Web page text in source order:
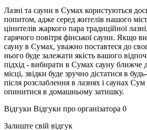
Лазні та сауни в Сумах користуються
попитом, адже серед жителів нашого
цінителів жаркого пара традиційної
гарячого повітря фінської сауни. Якщо ви
сауну в Сумах, уважно поставтеся до
нього буде залежати якість вашого
підхід - вибирати в Сумах сауну ближче
місці, звідки буде зручно дістатися в
після розслаблення в лазнях і саунах Сум
опинитися в домашньому затишку.
Відгуки Відгуки про організатора 0
Залиште свій відгук